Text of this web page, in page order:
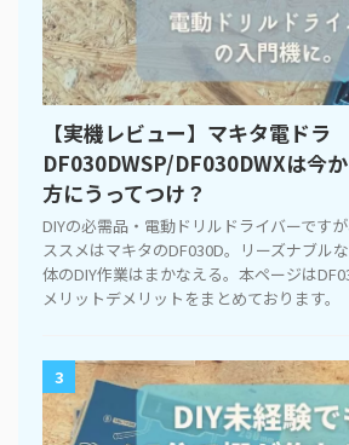
【実機レビュー】マキタ電ドラ
DF030DWSP/DF030DWXは今
方にうってつけ？
DIYの必需品・電動ドリルドライバーです
ススメはマキタのDF030D。リーズナブル
体のDIY作業はまかなえる。本ページは
メリットデメリットをまとめております。
3